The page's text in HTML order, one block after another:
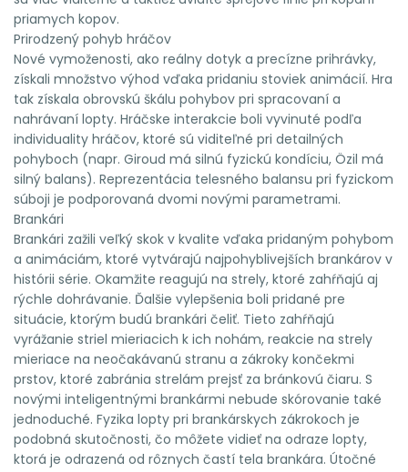
priamych kopov.
Prirodzený pohyb hráčov
Nové vymoženosti, ako reálny dotyk a precízne prihrávky,
získali množstvo výhod vďaka pridaniu stoviek animácií. Hra
tak získala obrovskú škálu pohybov pri spracovaní a
nahrávaní lopty. Hráčske interakcie boli vyvinuté podľa
individuality hráčov, ktoré sú viditeľné pri detailných
pohyboch (napr. Giroud má silnú fyzickú kondíciu, Özil má
silný balans). Reprezentácia telesného balansu pri fyzickom
súboji je podporovaná dvomi novými parametrami.
Brankári
Brankári zažili veľký skok v kvalite vďaka pridaným pohybom
a animáciám, ktoré vytvárajú najpohyblivejších brankárov v
histórii série. Okamžite reagujú na strely, ktoré zahŕňajú aj
rýchle dohrávanie. Ďalšie vylepšenia boli pridané pre
situácie, ktorým budú brankári čeliť. Tieto zahŕňajú
vyrážanie striel mieriacich k ich nohám, reakcie na strely
mieriace na neočakávanú stranu a zákroky končekmi
prstov, ktoré zabránia strelám prejsť za bránkovú čiaru. S
novými inteligentnými brankármi nebude skórovanie také
jednoduché. Fyzika lopty pri brankárskych zákrokoch je
podobná skutočnosti, čo môžete vidieť na odraze lopty,
ktorá je odrazená od rôznych častí tela brankára. Útočné